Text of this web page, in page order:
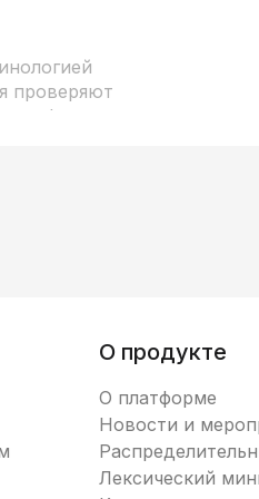
проверяют
функции
О продукте
О платформе
Новости и
Лексический